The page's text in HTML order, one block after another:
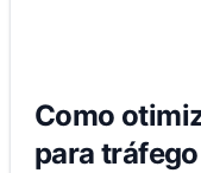
Como
para